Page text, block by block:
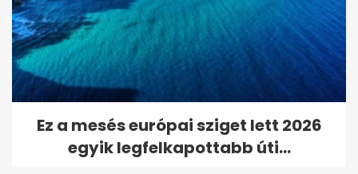
Ez a mesés európai sziget lett 2026
egyik legfelkapottabb úti...